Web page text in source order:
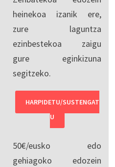
heinekoa izanik ere,
zure laguntza
ezinbestekoa zaigu
gure eginkizuna
segitzeko.
HARPIDETU/SUSTENGAT
U
50€/eusko edo
gehiagoko edozein